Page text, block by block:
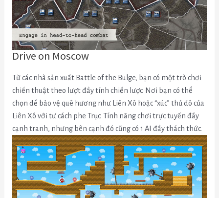
Drive on Moscow
Từ các nhà sản xuất Battle of the Bulge, bạn có một trò chơi
chiến thuật theo lượt đầy tính chiến lược. Nơi bạn có thể
chọn để bảo vệ quê hương như Liên Xô hoặc “xúc” thủ đô của
Liên Xô với tư cách phe Trục.Tính năng chơi trực tuyến đầy
cạnh tranh, nhưng bên cạnh đó cũng có 1 AI đầy thách thức.